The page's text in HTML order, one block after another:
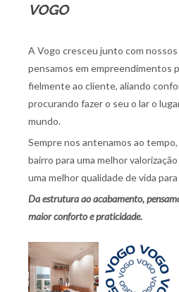
VOGO
A Vogo cresceu junto com
pensamos em empreendimentos
fielmente ao cliente, aliando
procurando fazer o seu o lar o
mundo.
Sempre nos antenamos ao
bairro para uma melhor
uma melhor qualidade de vida
Da estrutura ao acabamento,
maior conforto e praticidade.